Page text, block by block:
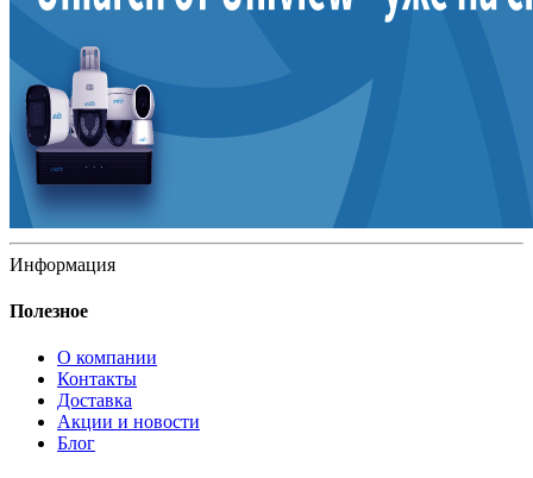
Информация
Полезное
О компании
Контакты
Доставка
Акции и новости
Блог